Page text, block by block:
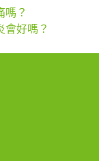
嗎？
好嗎？